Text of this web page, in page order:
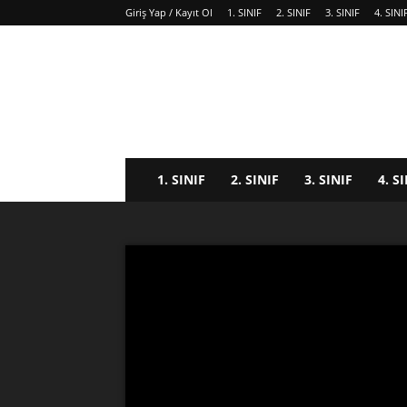
Giriş Yap / Kayıt Ol 1. SINIF 2. SINIF 3. SINIF 4.
1. SINIF 2. SINIF 3. SINIF 4.